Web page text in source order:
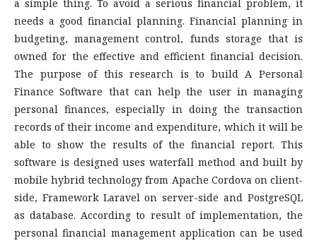
a simple thing. To avoid a serious financial problem, it
needs a good financial planning. Financial planning in
budgeting, management control, funds storage that is
owned for the effective and efficient financial decision.
The purpose of this research is to build A Personal
Finance Software that can help the user in managing
personal finances, especially in doing the transaction
records of their income and expenditure, which it will be
able to show the results of the financial report. This
software is designed uses waterfall method and built by
mobile hybrid technology from Apache Cordova on client-
side, Framework Laravel on server-side and PostgreSQL
as database. According to result of implementation, the
personal financial management application can be used